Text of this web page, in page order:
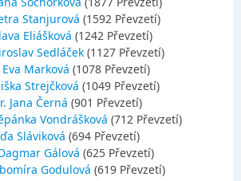
Stanjurová (1592 Převzetí)
Eliášková (1242 Převzetí)
Sedláček (1127 Převzetí)
Marková (1078 Převzetí)
Strejčková (1049 Převzetí)
Jana Černá (901 Převzetí)
Vondrášková (712 Převzetí)
Sláviková (694 Převzetí)
Gálová (625 Převzetí)
Godulová (619 Převzetí)